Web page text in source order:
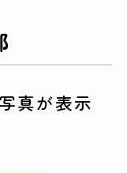
真が表示